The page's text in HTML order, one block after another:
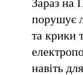
Зараз на
порушує
та крики
навіть